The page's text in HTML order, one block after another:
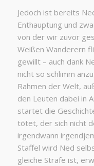
Jedoch ist bereits
Enthauptung und
von der wir zuvor
Weißen Wanderern
gewillt – auch dank
nicht so schlimm
Rahmen der Welt,
den Leuten dabei in
startet die
tötet, der sich nicht
irgendwann
Staffel wird Ned
gleiche Strafe ist,